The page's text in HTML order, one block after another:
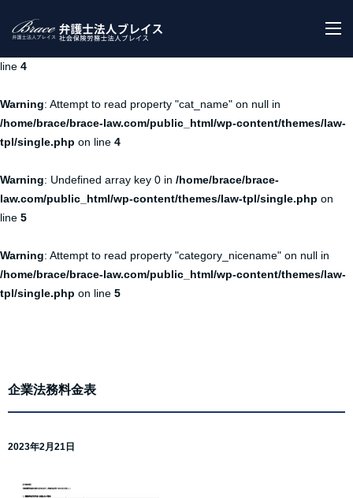
Warning: Undefined array key 0 in
line 4
Warning: Attempt to read property "cat_name" on null in
/home/brace/brace-law.com/public_html/wp-content/themes/law-
tpl/single.php on line 4
Warning: Undefined array key 0 in /home/brace/brace-
law.com/public_html/wp-content/themes/law-tpl/single.php on
line 5
Warning: Attempt to read property "category_nicename" on null in
/home/brace/brace-law.com/public_html/wp-content/themes/law-
tpl/single.php on line 5
企業法務料金表
2023年2月21日